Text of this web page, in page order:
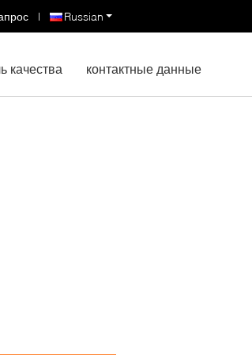
Russian
|
качества контактные данные